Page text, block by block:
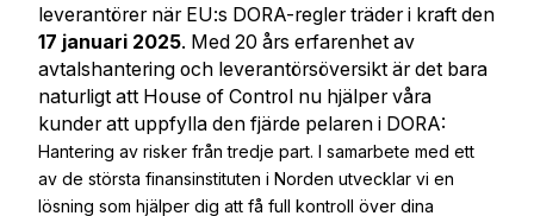
leverantörer när EU:s DORA-regler träder i kraft den
17 januari 2025. Med 20 års erfarenhet av
avtalshantering och leverantörsöversikt är det bara
naturligt att House of Control nu hjälper våra
kunder att uppfylla den fjärde pelaren i DORA:
Hantering av risker från tredje part. I samarbete med ett
av de största finansinstituten i Norden utvecklar vi en
lösning som hjälper dig att få full kontroll över dina